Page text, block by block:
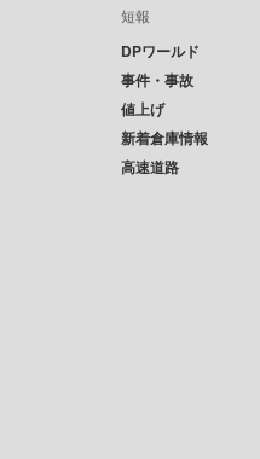
短報
DPワールド
事件・事故
値上げ
新着倉庫情報
高速道路